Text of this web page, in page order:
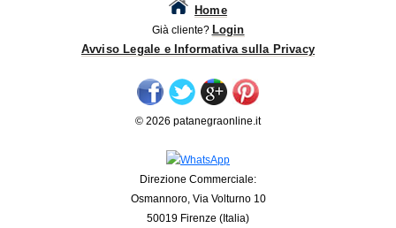
Home
Già cliente? Login
Avviso Legale e Informativa sulla Privacy
© 2026 patanegraonline.it
Direzione Commerciale:
Osmannoro, Via Volturno 10
50019 Firenze (Italia)